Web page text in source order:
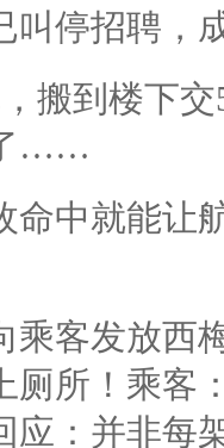
叫停招聘，
搬到楼下
……
命中就能让
乘客发放西
厕所！乘客
应：并非每